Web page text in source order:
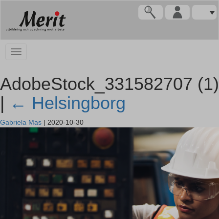
AdobeStock_331582707 (1)
| ← Helsingborg
Gabriela Mas | 2020-10-30